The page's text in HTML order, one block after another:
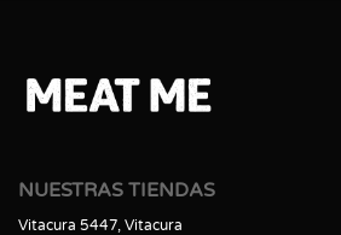
NUESTRAS TIENDAS
Vitacura 5447, Vitacura